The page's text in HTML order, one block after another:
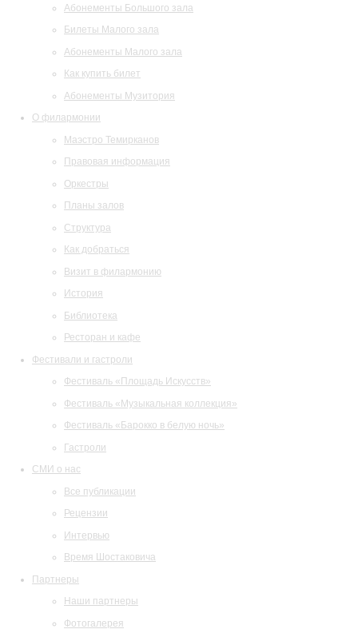
Абонементы Большого зала
Билеты Малого зала
Абонементы Малого зала
Как купить билет
Абонементы Музитория
О филармонии
Маэстро Темирканов
Правовая информация
Оркестры
Планы залов
Структура
Как добраться
Визит в филармонию
История
Библиотека
Ресторан и кафе
Фестивали и гастроли
Фестиваль «Площадь Искусств»
Фестиваль «Музыкальная коллекция»
Фестиваль «Барокко в белую ночь»
Гастроли
СМИ о нас
Все публикации
Рецензии
Интервью
Время Шостаковича
Партнеры
Наши партнеры
Фотогалерея